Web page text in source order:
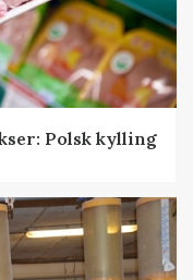
Polsk kylling